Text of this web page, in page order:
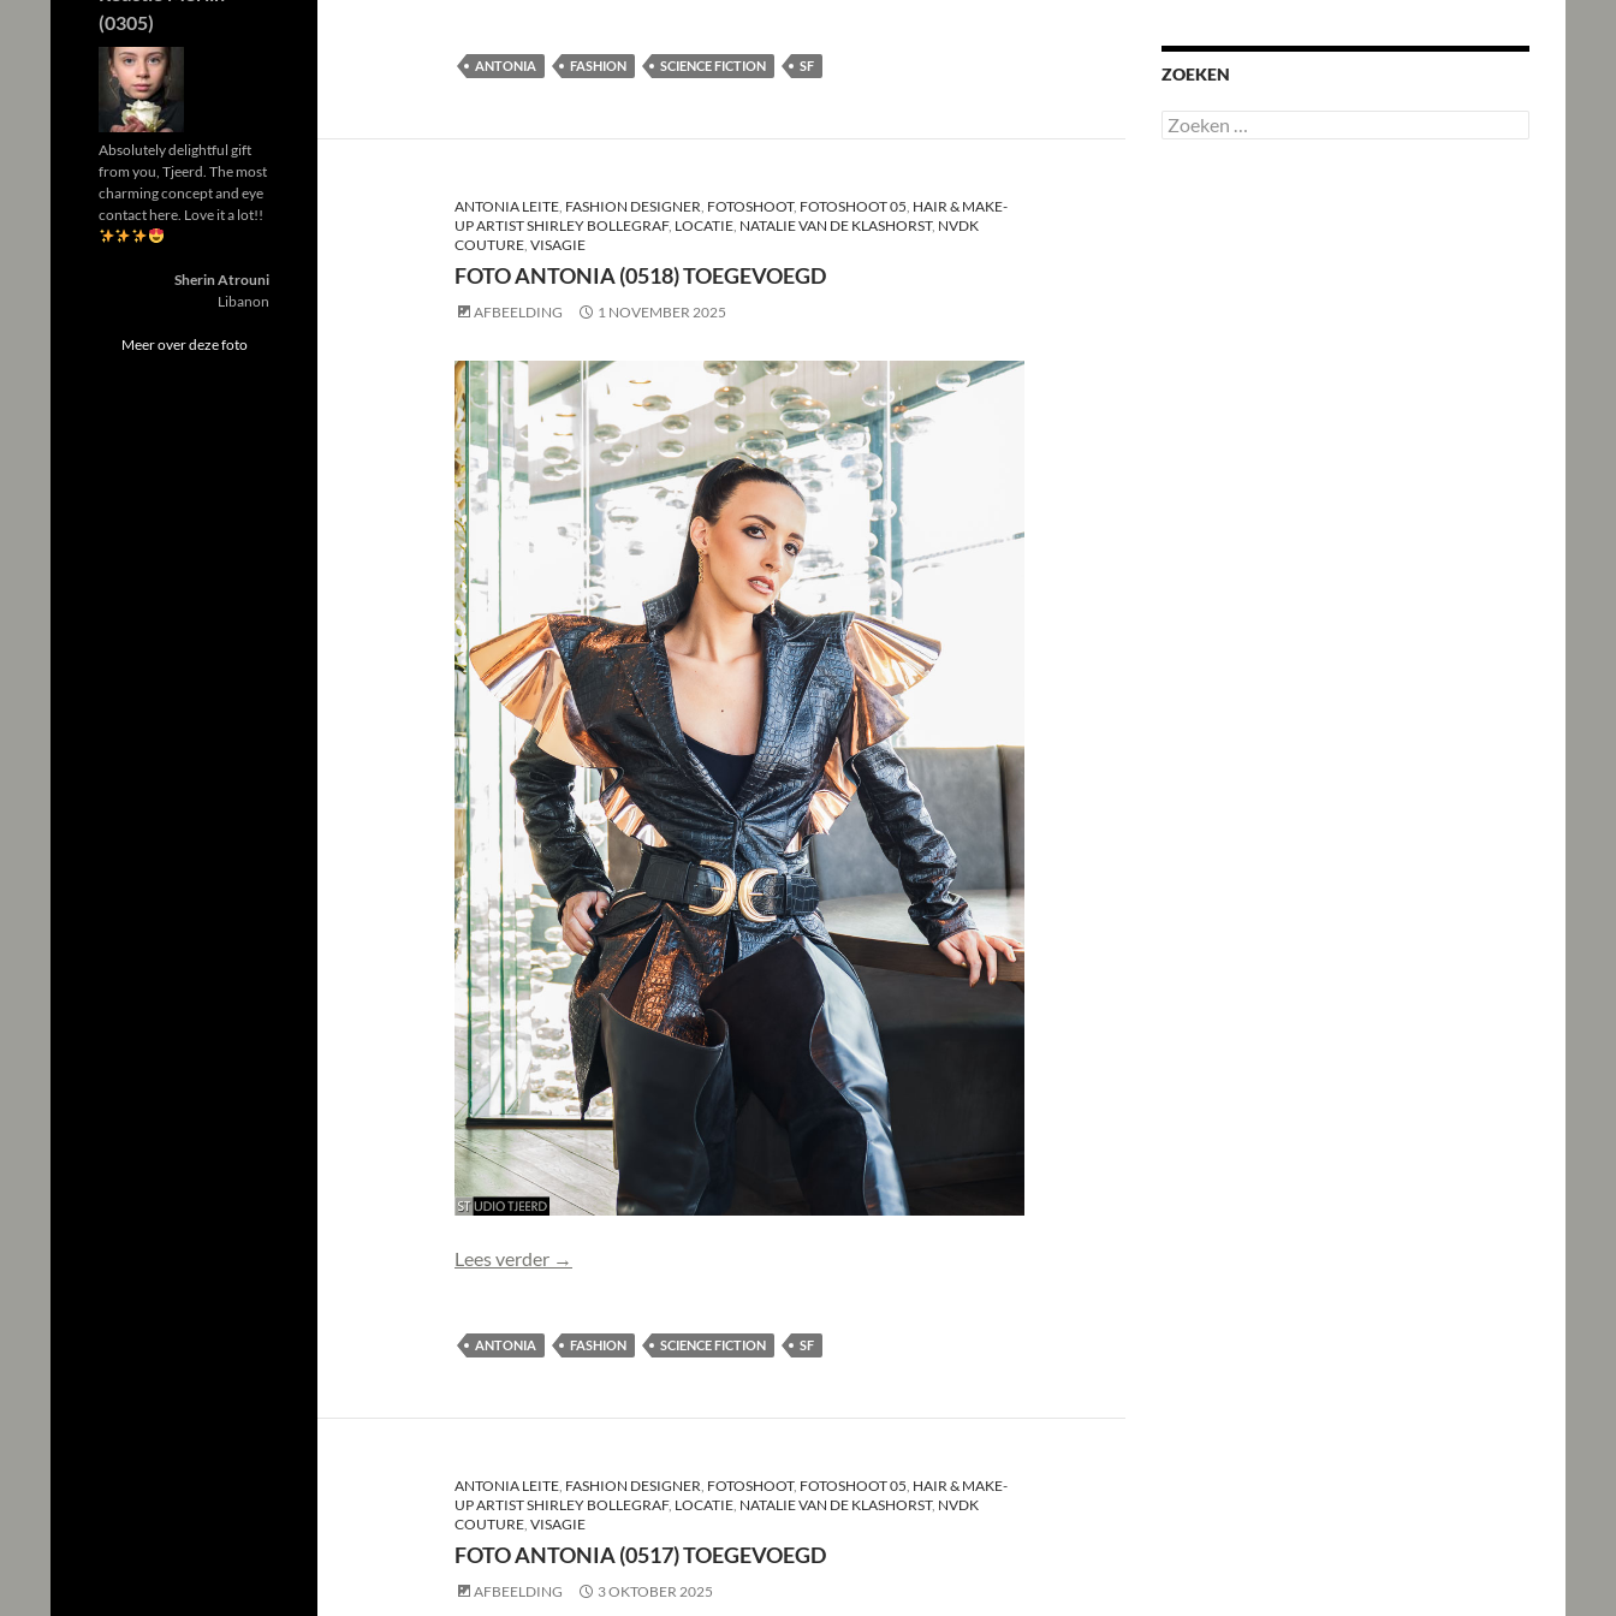
ANTONIA FASHION SCIENCE FICTION SF
ANTONIA LEITE FASHION DESIGNER FOTOSHOOT, FOTOSHOOT 05 HAIR & MAKE-
UP ARTIST SHIRLEY BOLLEGRAF, LOCATIE NATALIE VAN DE KLASHORST, NVDK
COUTURE VISAGIE
FOTO ANTONIA (0518) TOEGEVOEGD
AFBEELDING 1 NOVEMBER 2025
Lees verder Foto Antonia (0518) toegevoegd
→
ANTONIA FASHION SCIENCE FICTION SF
ANTONIA LEITE FASHION DESIGNER FOTOSHOOT, FOTOSHOOT 05 HAIR & MAKE-
UP ARTIST SHIRLEY BOLLEGRAF, LOCATIE NATALIE VAN DE KLASHORST, NVDK
COUTURE VISAGIE
FOTO ANTONIA (0517) TOEGEVOEGD
AFBEELDING 3 OKTOBER 2025
ZOEKEN
Zoeken
naar:
(0305)
Absolutely delightful gift
from you, Tjeerd. The most
charming concept and eye
contact here. Love it a lot!!
Sherin Atrouni
Libanon
Meer over deze foto